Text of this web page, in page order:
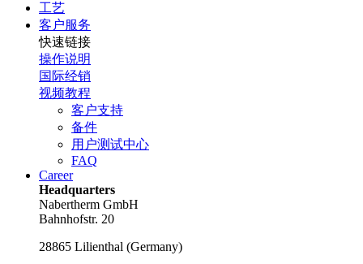
工艺
客户服务
快速链接
操作说明
国际经销
视频教程
客户支持
备件
用户测试中心
FAQ
Career
Headquarters
Nabertherm GmbH
Bahnhofstr. 20
28865 Lilienthal (Germany)